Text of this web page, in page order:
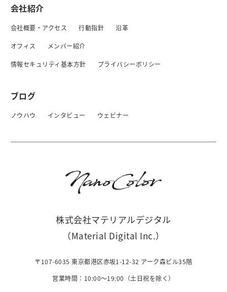
会社紹介
会社概要・アクセス 行動指針 沿革
オフィス メンバー紹介
情報セキュリティ基本方針 プライバシーボリシー
ブログ
ノウハウ インタビュー ウェビナー
株式会社マテリアルデジタル
（Material Digital Inc.）
〒107-6035 東京都港区赤坂1-12-32 アーク森ビル35階
営業時間：10:00〜19:00（土日祝を除く）